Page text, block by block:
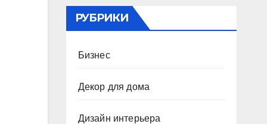
РУБРИКИ
Бизнес
Декор для дома
Дизайн интерьера